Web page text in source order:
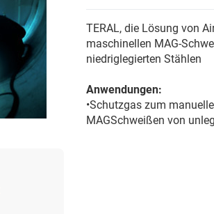
TERAL, die Lösung von
maschinellen MAG-
niedriglegierten Stählen
Anwendungen:
•Schutzgas zum
MAGSchweißen von